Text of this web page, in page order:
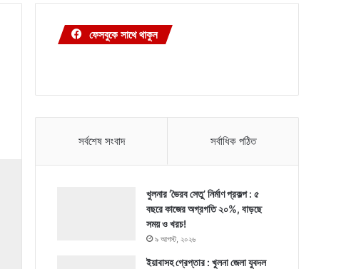
ফেসবুকে সাথে থাকুন
সর্বশেষ সংবাদ সর্বাধিক পঠিত
খুলনার ‘ভৈরব সেতু’ নির্মাণ প্রকল্প : ৫
বছরে কাজের অগ্রগতি ২০%, বাড়ছে
সময় ও খরচ!
৯ আগস্ট, ২০২৬
ইয়াবাসহ গ্রেপ্তার : খুলনা জেলা যুবদল